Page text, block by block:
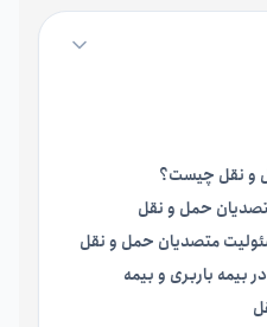
و نقل چیست؟
حمل‌ و نقل
متصدیان حمل‌ و نقل
بیمه باربری و بیمه